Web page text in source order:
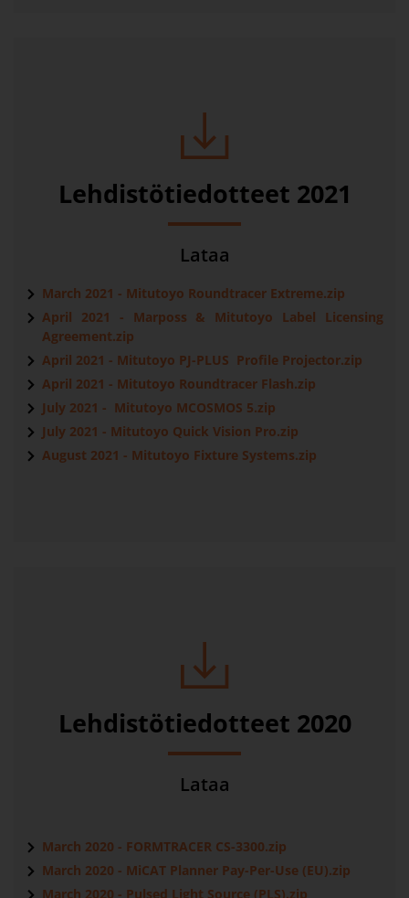
Lehdistötiedotteet 2021
Lataa
March 2021 - Mitutoyo Roundtracer Extreme.zip
April 2021 - Marposs & Mitutoyo Label Licensing
Agreement.zip
April 2021 - Mitutoyo PJ-PLUS Profile Projector.zip
April 2021 - Mitutoyo Roundtracer Flash.zip
July 2021 - Mitutoyo MCOSMOS 5.zip
July 2021 - Mitutoyo Quick Vision Pro.zip
August 2021 - Mitutoyo Fixture Systems.zip
Lehdistötiedotteet 2020
Lataa
March 2020 - FORMTRACER CS-3300.zip
March 2020 - MiCAT Planner Pay-Per-Use (EU).zip
March 2020 - Pulsed Light Source (PLS).zip